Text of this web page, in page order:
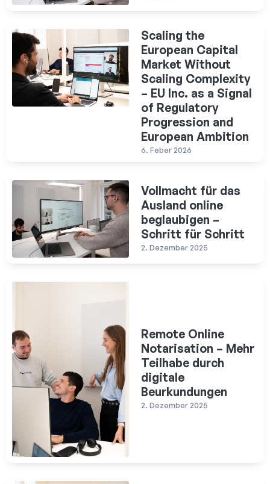
Scaling the
European Capital
Market Without
Scaling Complexity
– EU Inc. as a Signal
of Regulatory
Progression and
European Ambition
6. Feber 2026
Vollmacht für das
Ausland online
beglaubigen –
Schritt für Schritt
2. Dezember 2025
Remote Online
Notarisation – Mehr
Teilhabe durch
digitale
Beurkundungen
2. Dezember 2025